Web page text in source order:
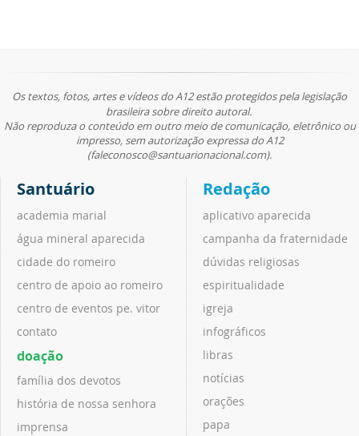
Os textos, fotos, artes e vídeos do A12 estão protegidos pela legislação
brasileira sobre direito autoral.
Não reproduza o conteúdo em outro meio de comunicação, eletrônico ou
impresso, sem autorização expressa do A12
(faleconosco@santuarionacional.com).
Santuário
academia marial
água mineral aparecida
cidade do romeiro
centro de apoio ao romeiro
centro de eventos pe. vitor
contato
doação
família dos devotos
história de nossa senhora
imprensa
Redação
aplicativo aparecida
campanha da fraternidade
dúvidas religiosas
espiritualidade
igreja
infográficos
libras
notícias
orações
papa